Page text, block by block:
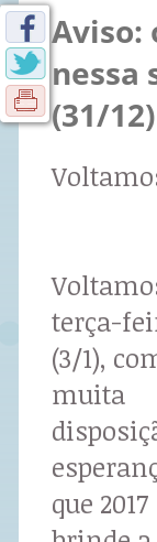
Aviso:
nessa
(31/12)
terça-
(3/1),
muita
que 2017